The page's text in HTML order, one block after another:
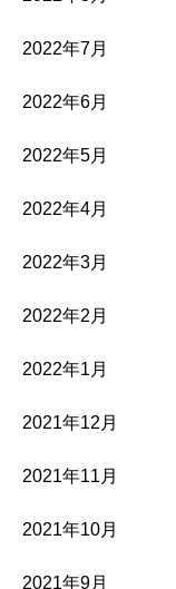
2022年7月
2022年6月
2022年5月
2022年4月
2022年3月
2022年2月
2022年1月
2021年12月
2021年11月
2021年10月
2021年9月